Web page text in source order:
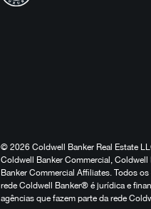
© 2026 Coldwell Banker Real Estate
Coldwell Banker Commercial,
Banker Commercial Affiliates. Todos
rede Coldwell Banker® é jurídica e
agências que fazem parte da rede